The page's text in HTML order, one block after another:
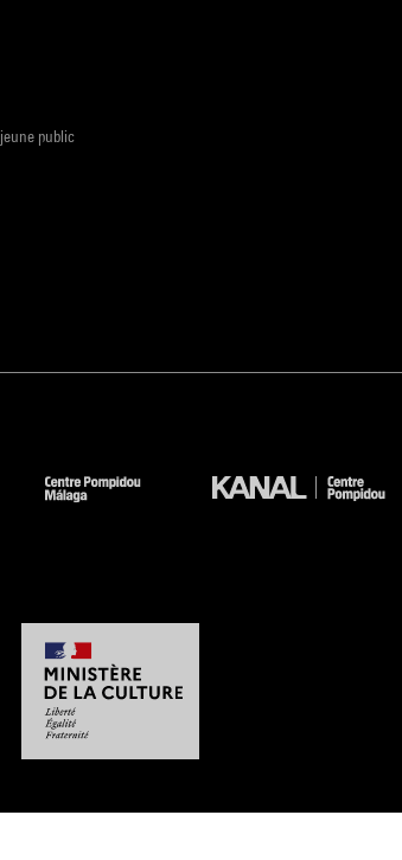
public